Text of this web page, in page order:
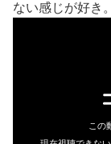
ない感じが好き。